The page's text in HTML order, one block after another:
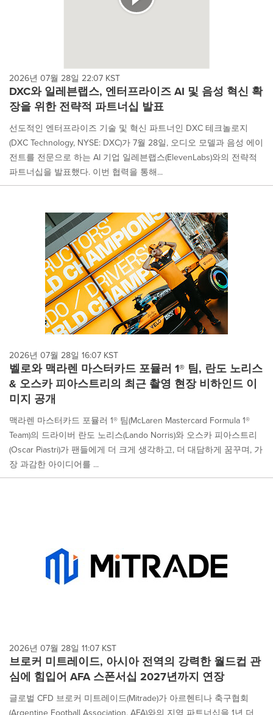
2026년 07월 28일 22:07 KST
DXC와 일레븐랩스, 엔터프라이즈 AI 및 음성 혁신 확
장을 위한 전략적 파트너십 발표
선도적인 엔터프라이즈 기술 및 혁신 파트너인 DXC 테크놀로지
(DXC Technology, NYSE: DXC)가 7월 28일, 오디오 모델과 음성 에이
전트를 전문으로 하는 AI 기업 일레븐랩스(ElevenLabs)와의 전략적
파트너십을 발표했다. 이번 협력을 통해...
2026년 07월 28일 16:07 KST
벨로와 맥라렌 마스터카드 포뮬러 1® 팀, 란도 노리스
& 오스카 피아스트리의 최근 촬영 현장 비하인드 이
미지 공개
맥라렌 마스터카드 포뮬러 1® 팀(McLaren Mastercard Formula 1®
Team)의 드라이버 란도 노리스(Lando Norris)와 오스카 피아스트리
(Oscar Piastri)가 팬들에게 더 크게 생각하고, 더 대담하게 꿈꾸며, 가
장 과감한 아이디어를 ...
2026년 07월 28일 11:07 KST
브로커 미트레이드, 아시아 전역의 강력한 월드컵 관
심에 힘입어 AFA 스폰서십 2027년까지 연장
글로벌 CFD 브로커 미트레이드(Mitrade)가 아르헨티나 축구협회
(Argentine Football Association, AFA)와의 지역 파트너십을 1년 더